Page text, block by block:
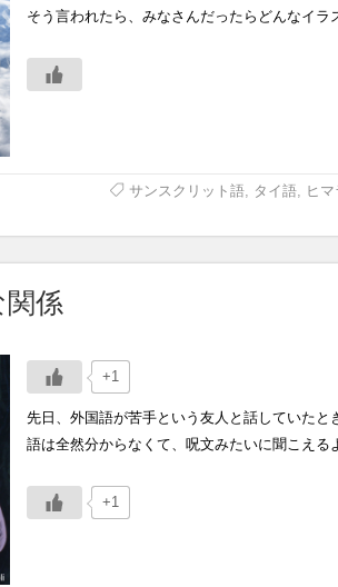
そう言われたら、みなさんだったらどんなイラ
サンスクリット語, タイ語, ヒ
係
+1
先日、外国語が苦手という友人と話していたと
語は全然分からなくて、呪文みたいに聞こえる
+1